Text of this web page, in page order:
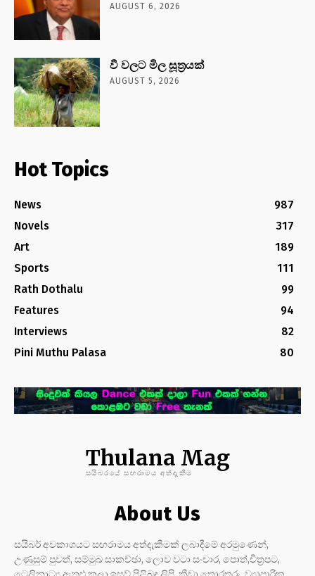
AUGUST 6, 2026
වී වලට මිල සූත්‍රයක්
AUGUST 5, 2026
Hot Topics
News
987
Novels
317
Art
189
Sports
111
Rath Dothalu
99
Features
94
Interviews
82
Pini Muthu Palasa
80
Thulana Mag
සයිබරයේ සඟරාමය අත්දැකීම
About Us
සයිබර් අවකාශයට සඟරාමය අත්දැකීමක් ලබාදීමේ අරමුණෙන්,
උණුසුම් පුවත්, සම්මුඛ සාකච්ඡා, ලොව වටා සංචාර, පොත්,චිත්‍රපට,